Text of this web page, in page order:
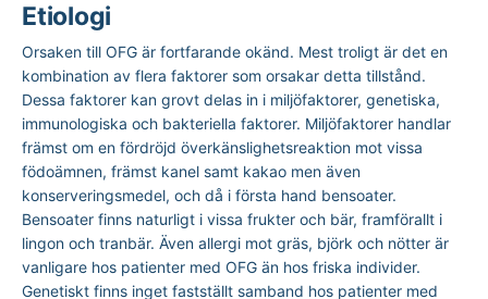
Etiologi
Orsaken till OFG är fortfarande okänd. Mest troligt är det en
kombination av flera faktorer som orsakar detta tillstånd.
Dessa faktorer kan grovt delas in i miljöfaktorer, genetiska,
immunologiska och bakteriella faktorer. Miljöfaktorer handlar
främst om en fördröjd överkänslighetsreaktion mot vissa
födoämnen, främst kanel samt kakao men även
konserveringsmedel, och då i första hand bensoater.
Bensoater finns naturligt i vissa frukter och bär, framförallt i
lingon och tranbär. Även allergi mot gräs, björk och nötter är
vanligare hos patienter med OFG än hos friska individer.
Genetiskt finns inget fastställt samband hos patienter med